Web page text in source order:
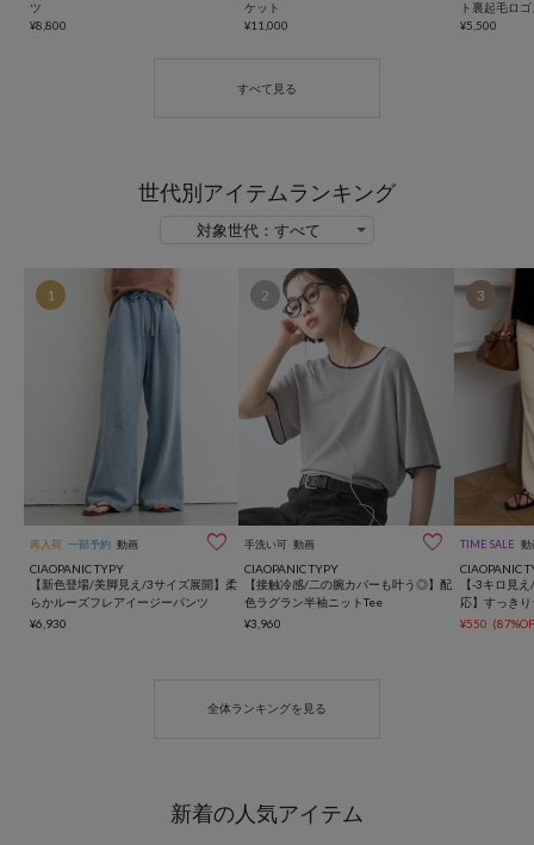
ツ
¥8,800
ケット
¥11,000
ト裏起毛ロ
¥5,500
世代別アイテムランキング
1
再入荷 一部予約 動画 
CIAOPANIC TYPY
【新色登場/美脚見え/3サイズ展開】柔
らかルーズフレアイージーパンツ
¥6,930
2
手洗い可 動画 
CIAOPANIC TYPY
【接触冷感/二の腕カバーも叶う◎】配
色ラグラン半袖ニットTee
¥3,960
3
TIME SALE 動
CIAOPANIC
【-3キロ見
応】すっき
¥550
全体ランキングを見る
新着の人気アイテム